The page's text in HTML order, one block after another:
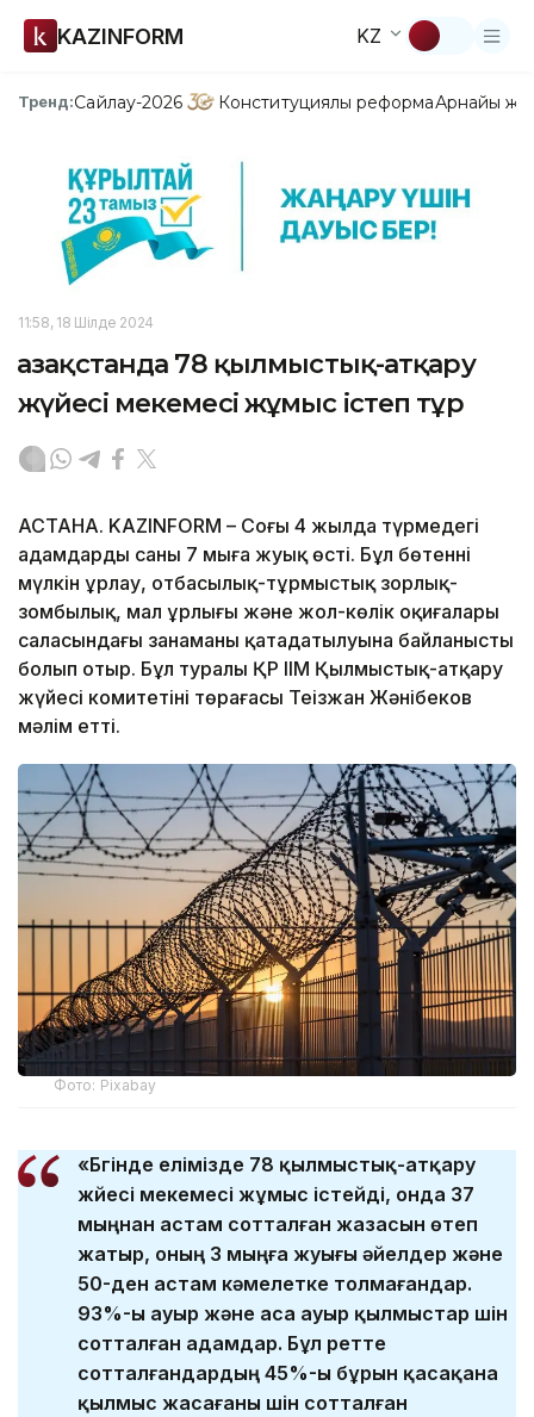
KAZINFORM KZ
Тренд:Сайлау-2026 Конституциялық реформаАрнайы
11:58, 18 Шілде 2024
Қазақстанда 78 қылмыстық-атқару
жүйесі мекемесі жұмыс істеп тұр
АСТАНА. KAZINFORM – Соңғы 4 жылда түрмедегі
адамдардың саны 7 мыңға жуық өсті. Бұл бөтеннің
мүлкін ұрлау, отбасылық-тұрмыстық зорлық-
зомбылық, мал ұрлығы және жол-көлік оқиғалары
саласындағы заңнаманың қатаңдатылуына байланысты
болып отыр. Бұл туралы ҚР ІІМ Қылмыстық-атқару
жүйесі комитетінің төрағасы Теңізжан Жәнібеков
мәлім етті.
Фото: Pixabay
«Бүгінде елімізде 78 қылмыстық-атқару
жүйесі мекемесі жұмыс істейді, онда 37
мыңнан астам сотталған жазасын өтеп
жатыр, оның 3 мыңға жуығы әйелдер және
50-ден астам кәмелетке толмағандар.
93%-ы ауыр және аса ауыр қылмыстар үшін
сотталған адамдар. Бұл ретте
сотталғандардың 45%-ы бұрын қасақана
қылмыс жасағаны үшін сотталған